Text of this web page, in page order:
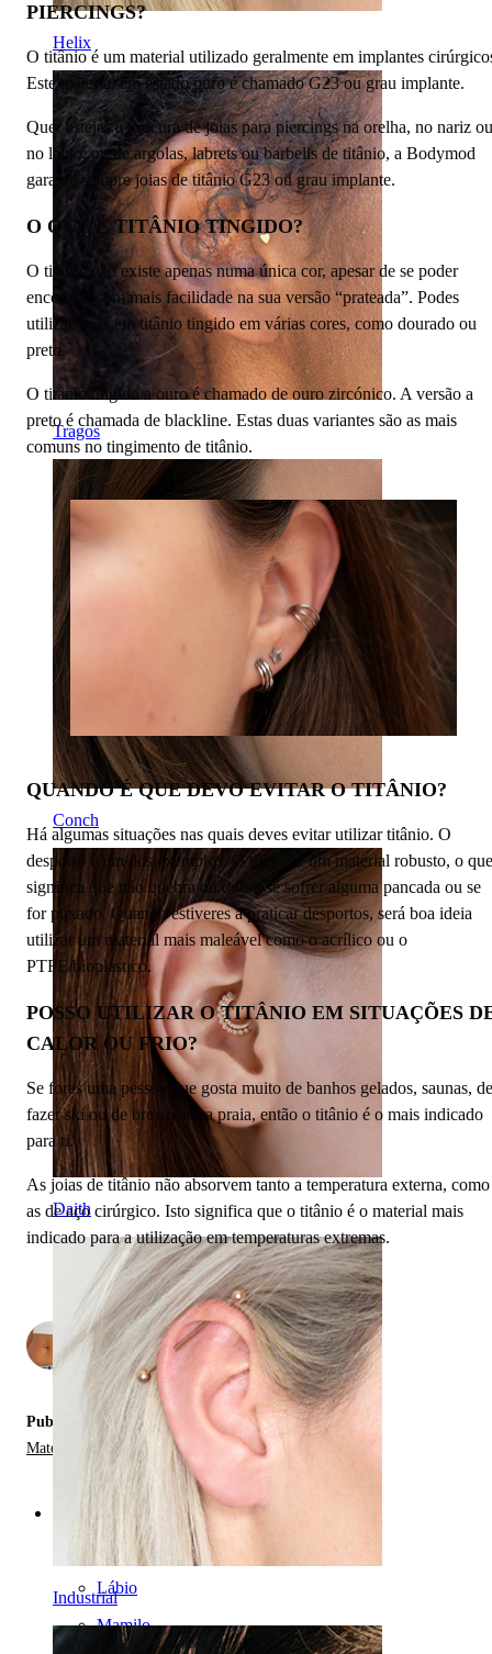
Helix
Tragos
Conch
Daith
Industrial
PIERCINGS?
O titânio é um material utilizado geralmente em implantes
Este material em estado puro é chamado G23 ou grau implante.
Quer estejas à procura de joias para piercings na orelha, no nariz ou
no lábio, ou de argolas, labrets ou barbells de titânio, a Bodymod
garante sempre joias de titânio G23 ou grau implante.
O QUE É TITÂNIO TINGIDO?
O titânio não existe apenas numa única cor, apesar de se poder
encontrar com mais facilidade na sua versão “prateada”. Podes
utilizar joias em titânio tingido em várias cores, como dourado ou
preto.
O titânio tingido a ouro é chamado de ouro zircónico. A versão a
preto é chamada de blackline. Estas duas variantes são as mais
comuns no tingimento de titânio.
QUANDO É QUE DEVO EVITAR O TITÂNIO?
Há algumas situações nas quais deves evitar utilizar titânio. O
desporto é um dos exemplos. O titânio é um material robusto, o que
significa que não quebra ou dobra se sofrer alguma pancada ou se
for puxado. Quando estiveres a praticar desportos, será boa ideia
utilizar um material mais maleável como o acrílico ou o
PTFE/bioplástico.
POSSO UTILIZAR O TITÂNIO EM SITUAÇÕES
CALOR OU FRIO?
Se fores uma pessoa que gosta muito de banhos gelados, saunas, de
fazer ski ou de bronzear na praia, então o titânio é o mais indicado
para ti.
As joias de titânio não absorvem tanto a temperatura externa, como
as de aço cirúrgico. Isto significa que o titânio é o material mais
indicado para a utilização em temperaturas extremas.
por 2
Publicado em:
Materiais das Joias para Piercings
Categorias
Umbigo
Lábio
Mamilo